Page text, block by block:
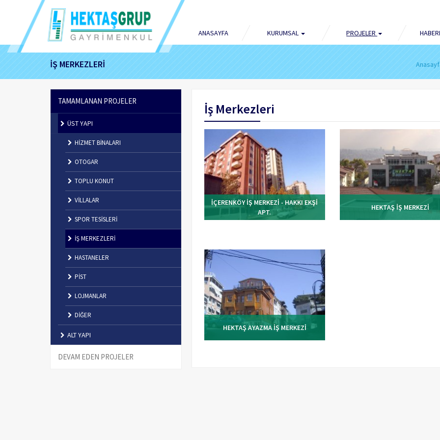
ANASAYFA KURUMSAL PROJELER
İŞ MERKEZLERİ
TAMAMLANAN PROJELER
ÜST YAPI
HİZMET BİNALARI
OTOGAR
TOPLU KONUT
VİLLALAR
SPOR TESİSLERİ
İŞ MERKEZLERİ
HASTANELER
PİST
LOJMANLAR
DİĞER
ALT YAPI
DEVAM EDEN PROJELER
İş Merkezleri
İÇERENKÖY İŞ MERKEZİ - HAKKI EKŞİ
APT.
HEKTAŞ İŞ MERKEZİ
MALTEPE PLAZA
AHMEDİYE EKŞİOĞLU İŞ
HEKTAŞ AYAZMA İŞ MERKEZİ